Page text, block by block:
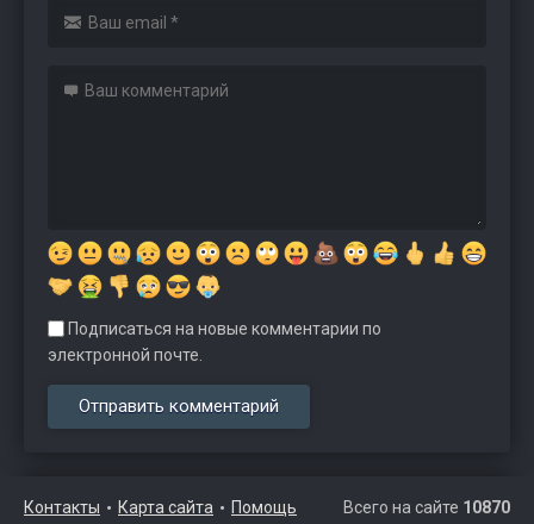
Подписаться на новые комментарии по
электронной почте.
Контакты Карта сайта Помощь Всего на сайте 10870